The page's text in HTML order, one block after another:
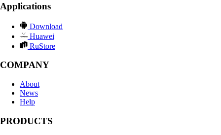
Applications
Download
Huawei
RuStore
COMPANY
About
News
Help
PRODUCTS